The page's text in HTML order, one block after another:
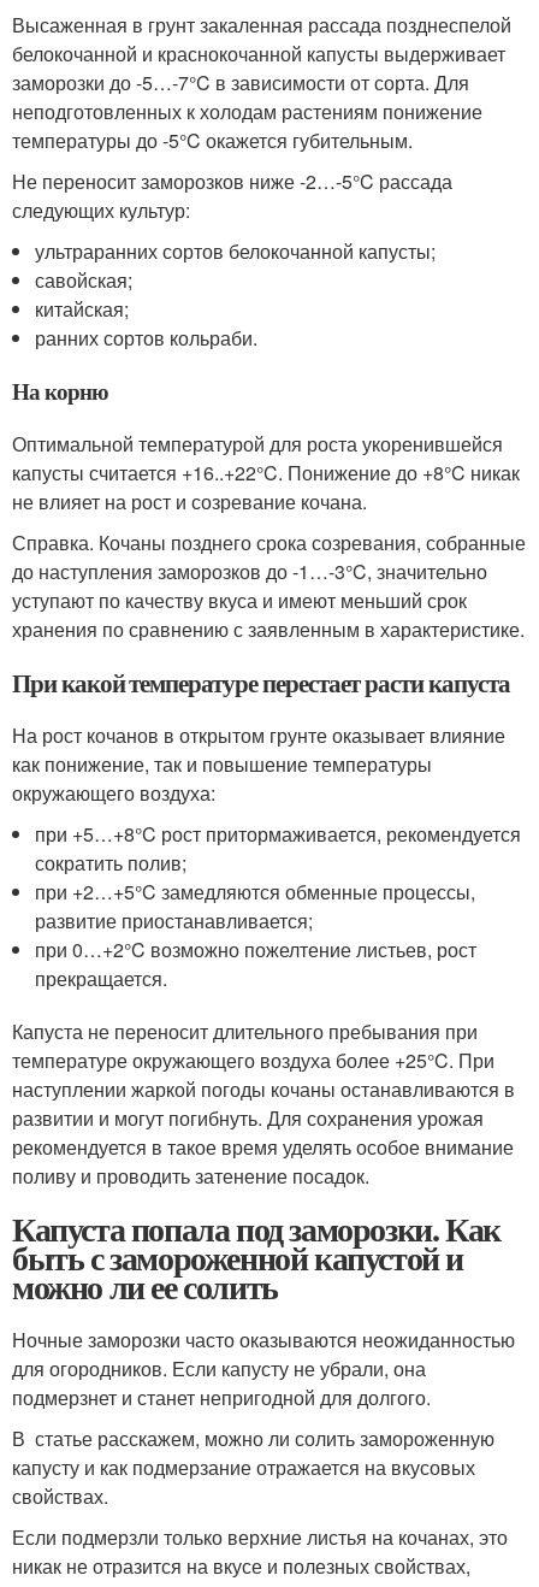
Высаженная в грунт закаленная рассада позднеспелой
белокочанной и краснокочанной капусты выдерживает
заморозки до -5…-7°C в зависимости от сорта. Для
неподготовленных к холодам растениям понижение
температуры до -5°C окажется губительным.
Не переносит заморозков ниже -2…-5°C рассада
следующих культур:
ультраранних сортов белокочанной капусты;
савойская;
китайская;
ранних сортов кольраби.
На корню
Оптимальной температурой для роста укоренившейся
капусты считается +16..+22°C. Понижение до +8°C никак
не влияет на рост и созревание кочана.
Справка. Кочаны позднего срока созревания, собранные
до наступления заморозков до -1…-3°C, значительно
уступают по качеству вкуса и имеют меньший срок
хранения по сравнению с заявленным в характеристике.
При какой температуре перестает расти капуста
На рост кочанов в открытом грунте оказывает влияние
как понижение, так и повышение температуры
окружающего воздуха:
при +5…+8°C рост притормаживается, рекомендуется
сократить полив;
при +2…+5°C замедляются обменные процессы,
развитие приостанавливается;
при 0…+2°C возможно пожелтение листьев, рост
прекращается.
Капуста не переносит длительного пребывания при
температуре окружающего воздуха более +25°C. При
наступлении жаркой погоды кочаны останавливаются в
развитии и могут погибнуть. Для сохранения урожая
рекомендуется в такое время уделять особое внимание
поливу и проводить затенение посадок.
Капуста попала под заморозки. Как
быть с замороженной капустой и
можно ли ее солить
Ночные заморозки часто оказываются неожиданностью
для огородников. Если капусту не убрали, она
подмерзнет и станет непригодной для долгого.
В статье расскажем, можно ли солить замороженную
капусту и как подмерзание отражается на вкусовых
свойствах.
Если подмерзли только верхние листья на кочанах, это
никак не отразится на вкусе и полезных свойствах,